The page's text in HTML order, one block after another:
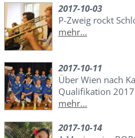
2017-10-03
P-Zweig rockt
mehr...
2017-10-11
Über Wien nach
Qualifikation 2017
mehr...
2017-10-14